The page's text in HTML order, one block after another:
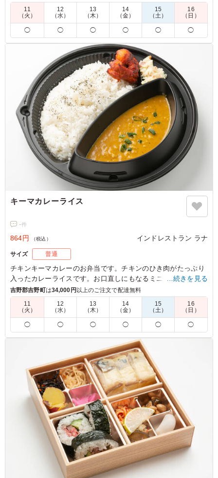
ッカも付きます。
11
（火）
12
（水）
13
（木）
14
（金）
15
（土）
16
（日）
◯ ◯ ◯ ◯ ◯ ◯
キーマカレーライス
-件
864円 （税込） インドレストラン ラナ
サイズ 普通
チキンキーマカレーのお弁当です。チキンのひき肉がたっぷり
入ったカレーライスです。お口直しにもなるミニサラダと、タ
ンドールで焼いたチキンティッカも付きます。
…続きを見る
吉野郡吉野町は34,000円以上のご注文で配達無料
11
（火）
12
（水）
13
（木）
14
（金）
15
（土）
16
（日）
◯ ◯ ◯ ◯ ◯ ◯